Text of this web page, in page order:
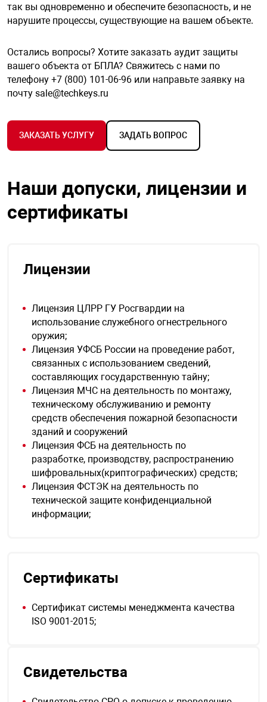
так вы одновременно и обеспечите безопасность, и не
нарушите процессы, существующие на вашем объекте.
Остались вопросы? Хотите заказать аудит защиты
вашего объекта от БПЛА? Свяжитесь с нами по
телефону +7 (800) 101-06-96 или направьте заявку на
почту sale@techkeys.ru
ЗАКАЗАТЬ УСЛУГУ ЗАДАТЬ ВОПРОС
Наши допуски, лицензии и
сертификаты
Лицензии
Лицензия ЦЛРР ГУ Росгвардии на
использование служебного огнестрельного
оружия;
Лицензия УФСБ России на проведение работ,
связанных с использованием сведений,
составляющих государственную тайну;
Лицензия МЧС на деятельность по монтажу,
техническому обслуживанию и ремонту
средств обеспечения пожарной безопасности
зданий и сооружений
Лицензия ФСБ на деятельность по
разработке, производству, распространению
шифровальных(криптографических) средств;
Лицензия ФСТЭК на деятельность по
технической защите конфиденциальной
информации;
Сертификаты
Сертификат системы менеджмента качества
ISO 9001-2015;
Свидетельства